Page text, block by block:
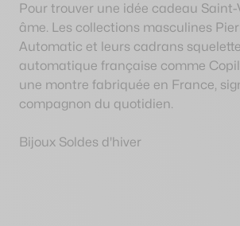
Pour trouver une idée cadeau
âme. Les collections masculines
Automatic et leurs cadrans
automatique française comme
une montre fabriquée en France,
compagnon du quotidien.
Bijoux Soldes d'hiver